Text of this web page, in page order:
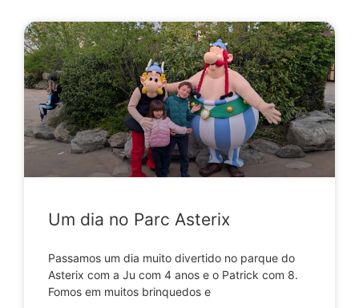
Um dia no Parc Asterix
Passamos um dia muito divertido no parque do
Asterix com a Ju com 4 anos e o Patrick com 8.
Fomos em muitos brinquedos e